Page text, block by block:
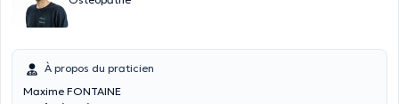
À propos du praticien
Maxime FONTAINE